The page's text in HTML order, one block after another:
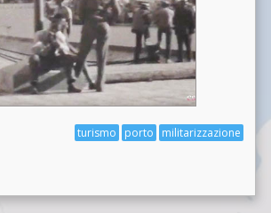
militarizzazione
porto
turismo